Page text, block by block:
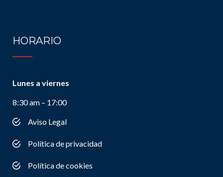
HORARIO
Lunes a viernes
8:30 am – 17:00
Aviso Legal
Política de privacidad
Política de cookies